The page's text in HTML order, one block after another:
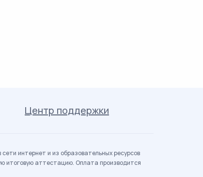
Центр поддержки
интернет и из образовательных ресурсов
итоговую аттестацию. Оплата производится